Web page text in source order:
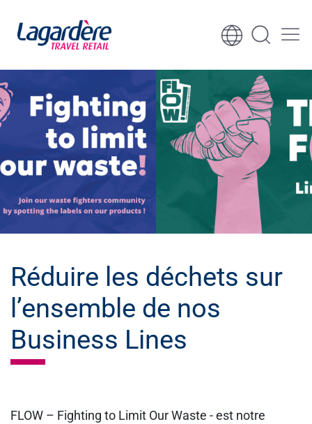
Aller au contenu
Réduire les déchets sur
l’ensemble de nos
Business Lines
FLOW – Fighting to Limit Our Waste -est notre